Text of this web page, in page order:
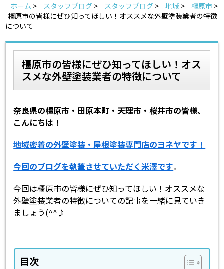
ヨネヤがお客様から選ばれる10の理由 リフォームローン
ホーム > スタッフブログ > スタッフブログ > 地域 > 橿原市 >
橿原市の皆様にぜひ知ってほしい！オススメな外壁塗装業者の特徴
について
橿原市の皆様にぜひ知ってほしい！オス
スメな外壁塗装業者の特徴について
奈良県の橿原市・田原本町・天理市・桜井市の皆様、
こんにちは！
地域密着の外壁塗装・屋根塗装専門店のヨネヤです！
今回のブログを執筆させていただく米澤です。
今回は橿原市の皆様にぜひ知ってほしい！オススメな
外壁塗装業者の特徴についての記事を一緒に見ていき
ましょう(^^♪
目次